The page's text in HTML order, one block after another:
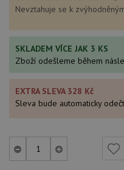
Nevztahuje se k
SKLADEM VÍCE JAK 3 KS
Zboží odešleme během
EXTRA SLEVA 328 Kč
Sleva bude automaticky